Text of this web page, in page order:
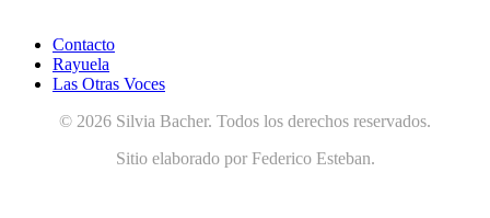
Contacto
Rayuela
Las Otras Voces
© 2026 Silvia Bacher. Todos los derechos reservados.
Sitio elaborado por Federico Esteban.